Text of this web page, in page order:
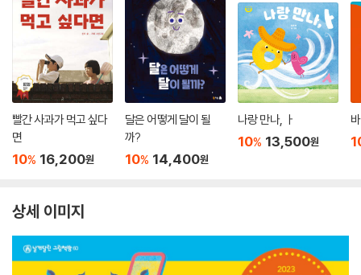
빨간 사과가 먹고 싶다
면
10% 16,200원
달은 어떻게 달이 될
까?
10% 14,400원
나랑 만나, ㅏ
10% 13,500원
상세 이미지